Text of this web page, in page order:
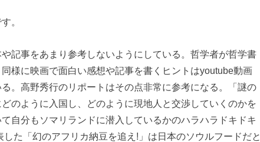
。
記事をあまり参考しないようにしている。哲学者が哲学書
様に映画で面白い感想や記事を書くヒントはyoutube動画
。高野秀行のリポートはその点非常に参考になる。「謎の
のように入国し、どのように現地人と交渉していくのかを
自分もソマリランドに潜入しているかのハラハラドキドキ
た「幻のアフリカ納豆を追え!」は日本のソウルフードだと